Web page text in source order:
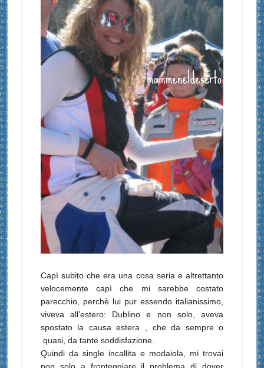
Capì subito che era una cosa seria e altrettanto
velocemente capì che mi sarebbe costato
parecchio, perchè lui pur essendo italianissimo,
viveva all’estero: Dublino e non solo, aveva
spostato la causa estera , che da sempre o
quasi, da tante soddisfazione.
Quindi da single incallita e modaiola, mi trovai